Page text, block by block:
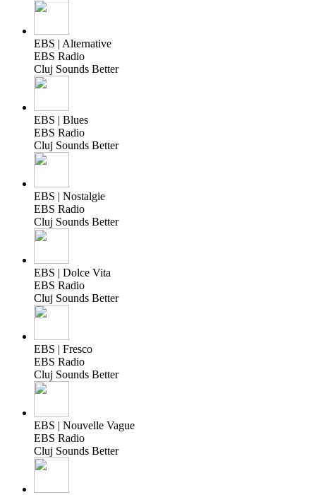
EBS | Alternative
EBS Radio
Cluj Sounds Better
EBS | Blues
EBS Radio
Cluj Sounds Better
EBS | Nostalgie
EBS Radio
Cluj Sounds Better
EBS | Dolce Vita
EBS Radio
Cluj Sounds Better
EBS | Fresco
EBS Radio
Cluj Sounds Better
EBS | Nouvelle Vague
EBS Radio
Cluj Sounds Better